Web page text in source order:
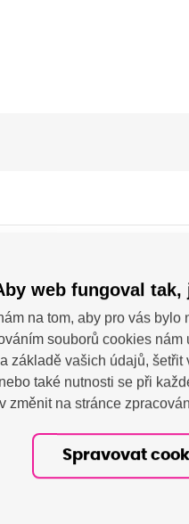
iPF-830, 840, 850
web fungoval
na tom, aby pro vás
souborů cookies
základě vašich údajů,
také nutnosti se při
změnit na stránce
Spravovat